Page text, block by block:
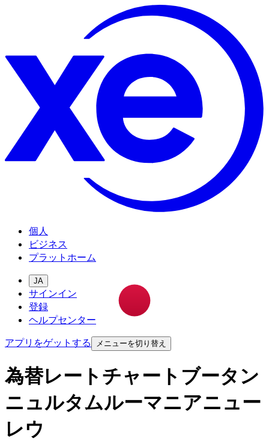
個人
ビジネス
プラットホーム
JA
サインイン
登録
ヘルプセンター
アプリをゲットする
メニューを切り替え
為替レートチャートブータン
ニュルタムルーマニアニュー
レウ